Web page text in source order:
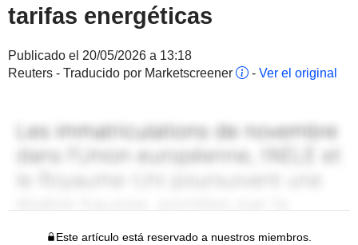
tarifas energéticas
Publicado el 20/05/2026 a 13:18
Reuters - Traducido por Marketscreener
- Ver el original
Este artículo está reservado a nuestros miembros.